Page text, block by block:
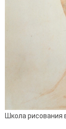
Школа рисования